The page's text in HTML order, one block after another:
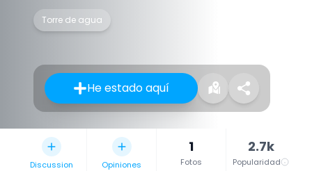
Torre de agua
He estado aquí
Discussion Opiniones
1
Fotos
2.7k
Popularidad